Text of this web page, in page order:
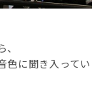
色に聞き入ってい